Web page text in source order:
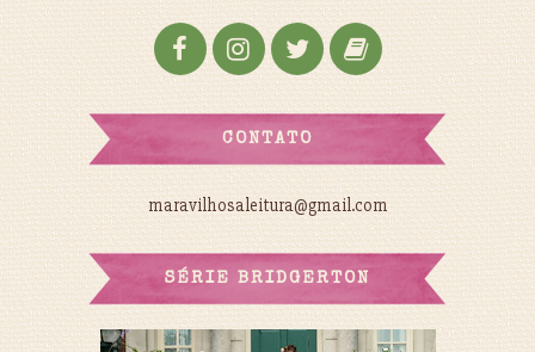
CONTATO
maravilhosaleitura@gmail.com
SÉRIE BRIDGERTON